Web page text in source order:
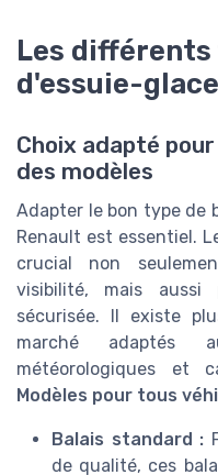
Les différents
d'essuie-
Choix adapté
des modèles
Adapter le bon type de
Renault est essentiel.
crucial non
visibilité, mais
sécurisée. Il existe
marché adaptés
météorologiques et
Modèles pour tous
Balais standard :
de qualité, ces